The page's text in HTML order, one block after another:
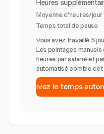
Heures
Moyenne d’heures/jour
Temps total de pause
Vous avez travaillé 5
Les pointages
heures par salarié et
automatisé comble cet
Suivez le temps